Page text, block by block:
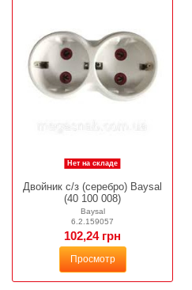
Нет на складе
Двойник с/з (серебро) Baysal
(40 100 008)
Baysal
6.2.159057
102,24 грн
Просмотр